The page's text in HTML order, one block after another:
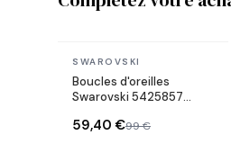
En stock
SWAROVSKI
Boucles d'oreilles
Swarovski 5425857
bonheur en métal plaqué
59,40 €99 €